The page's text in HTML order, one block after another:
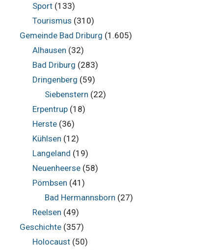
Sport(133)
Tourismus (310)
Gemeinde Bad Driburg (1.605)
Alhausen (32)
Bad Driburg (283)
Dringenberg (59)
Siebenstern (22)
Erpentrup(18)
Herste(36)
Kühlsen (12)
Langeland (19)
Neuenheerse(58)
Pömbsen (41)
Bad Hermannsborn (27)
Reelsen (49)
Geschichte (357)
Holocaust(50)